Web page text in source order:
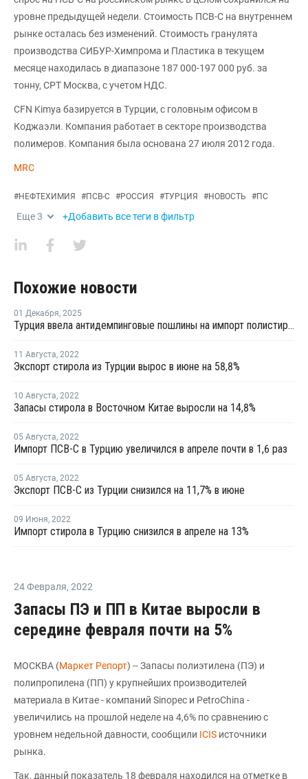
уровне предыдущей недели. Стоимость ПСВ-С на внутреннем
рынке осталась без изменений. Стоимость гранулята
производства СИБУР-Химпрома и Пластика в текущем
месяце находилась в диапазоне 187 000-197 000 руб. за
тонну, CPT Москва, с учетом НДС.
CFN Kimya базируется в Турции, с головным офисом в
Коджаэли. Компания работает в секторе производства
полимеров. Компания была основана 27 июля 2012 года.
MRC
#НЕФТЕХИМИЯ #ПСВ-С #РОССИЯ #ТУРЦИЯ #НОВОСТЬ #ПС
Еще3 +Добавить все теги в фильтр
Похожие новости
01 Декабря, 2025
Турция ввела антидемпинговые пошлины на импорт полистирола из РФ, КНР, Индии и Тайланда
11 Августа, 2022
Экспорт стирола из Турции вырос в июне на 58,8%
10 Августа, 2022
Запасы стирола в Восточном Китае выросли на 14,8%
05 Августа, 2022
Импорт ПСВ-С в Турцию увеличился в апреле почти в 1,6 раз
05 Августа, 2022
Экспорт ПСВ-С из Турции снизился на 11,7% в июне
09 Июня, 2022
Импорт стирола в Турцию снизился в апреле на 13%
24 Февраля, 2022
Запасы ПЭ и ПП в Китае выросли в
середине февраля почти на 5%
МОСКВА (Маркет Репорт) -- Запасы полиэтилена (ПЭ) и
полипропилена (ПП) у крупнейших производителей
материала в Китае - компаний Sinopec и PetroChina -
увеличились на прошлой неделе на 4,6% по сравнению с
уровнем недельной давности, сообщили ICIS источники
рынка.
Так, данный показатель 18 февраля находился на отметке в